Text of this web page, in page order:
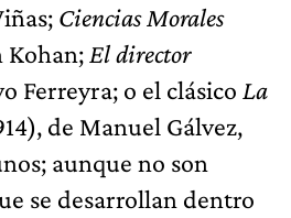
Ciencias Morales
Kohan; El director
Ferreyra; o el clásico La
de Manuel Gálvez,
aunque no son
se desarrollan dentro